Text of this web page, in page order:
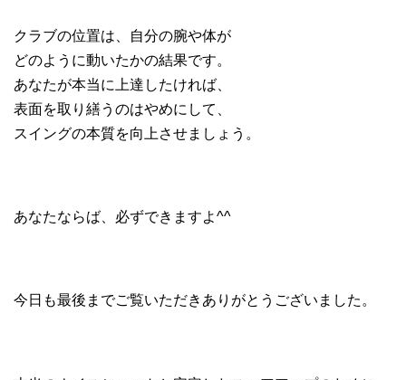
クラブの位置は、自分の腕や体が
どのように動いたかの結果です。
あなたが本当に上達したければ、
表面を取り繕うのはやめにして、
スイングの本質を向上させましょう。
あなたならば、必ずできますよ^^
今日も最後までご覧いただきありがとうございました。